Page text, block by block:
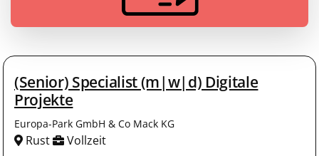
(Senior) Specialist (m|w|d) Digitale
Projekte
Europa-Park GmbH & Co Mack KG
Rust Vollzeit